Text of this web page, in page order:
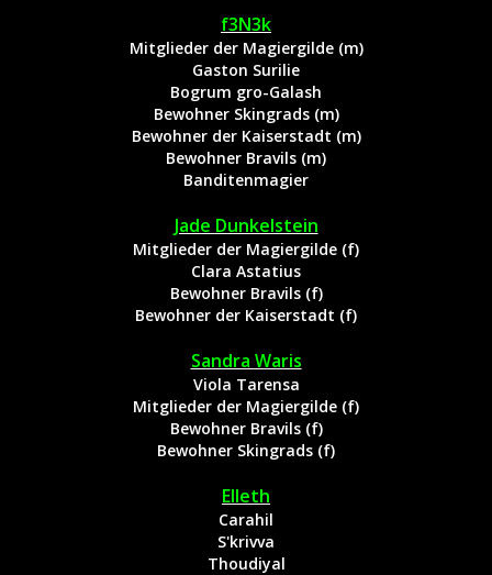
f3N3k
Mitglieder der Magiergilde (m)
Gaston Surilie
Bogrum gro-Galash
Bewohner Skingrads (m)
Bewohner der Kaiserstadt (m)
Bewohner Bravils (m)
Banditenmagier
Jade Dunkelstein
Mitglieder der Magiergilde (f)
Clara Astatius
Bewohner Bravils (f)
Bewohner der Kaiserstadt (f)
Sandra Waris
Viola Tarensa
Mitglieder der Magiergilde (f)
Bewohner Bravils (f)
Bewohner Skingrads (f)
Elleth
Carahil
S'krivva
Thoudiyal